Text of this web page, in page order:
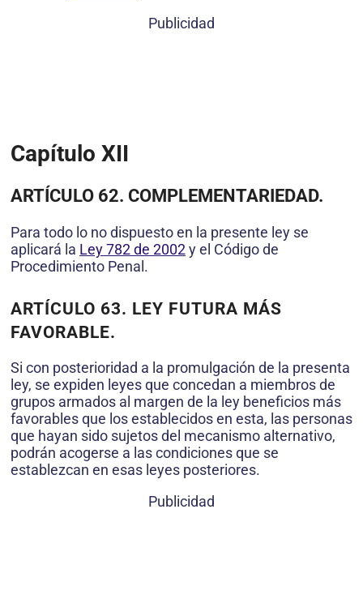
Publicidad
Capítulo XII
ARTÍCULO 62. COMPLEMENTARIEDAD.
Para todo lo no dispuesto en la presente ley se
aplicará la Ley 782 de 2002y el Código de
Procedimiento Penal.
ARTÍCULO 63. LEY FUTURA MÁS
FAVORABLE.
Si con posterioridad a la promulgación de la presenta
ley, se expiden leyes que concedan a miembros de
grupos armados al margen de la ley beneficios más
favorables que los establecidos en esta, las personas
que hayan sido sujetos del mecanismo alternativo,
podrán acogerse a las condiciones que se
establezcan en esas leyes posteriores.
Publicidad